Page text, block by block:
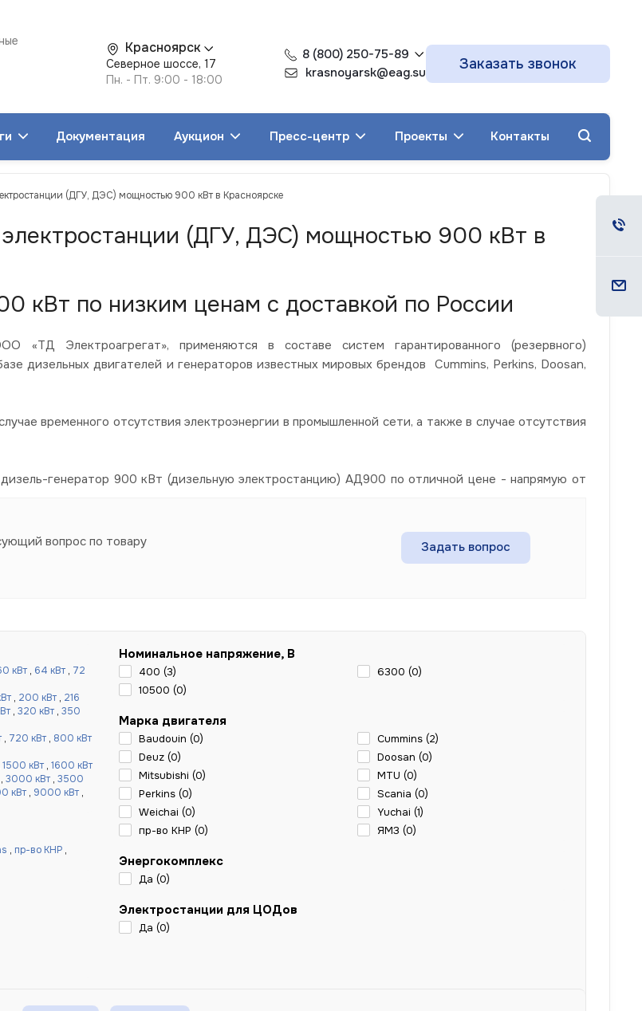
Красноярск
Северное шоссе, 17
Пн. - Пт. 9:00 - 18:00
8 (800) 250-75-89
krasnoyarsk@eag.su
Заказать звонок
Документация Аукцион Пресс-центр Проекты Контакты
(ДГУ, ДЭС) мощностью 900 кВт в Красноярске
электростанции (ДГУ, ДЭС) мощностью 900 кВт в
кВт по низким ценам с доставкой по России
«ТД Электроагрегат», применяются в составе систем гарантированного (резервного)
дизельных двигателей и генераторов известных мировых брендов Cummins, Perkins, Doosan,
временного отсутствия электроэнергии в промышленной сети, а также в случае отсутствия
генератор 900 кВт (дизельную электростанцию) АД900 по отличной цене - напрямую от
вопрос по товару Задать вопрос
кВт , 64 кВт , 72
, 200 кВт , 216
, 320 кВт , 350
, 720 кВт , 800 кВт
1500 кВт , 1600 кВт
, 3000 кВт , 3500
кВт , 9000 кВт ,
, пр-во КНР ,
Номинальное напряжение, В
400 (3) 6300 (0)
10500 (0)
Марка двигателя
Baudouin (0) Cummins (2)
Deuz (0) Doosan (0)
Mitsubishi (0) MTU (0)
Perkins (0) Scania (0)
Weichai (0) Yuchai (1)
пр-во КНР (0) ЯМЗ (0)
Энергокомплекс
Да (0)
Электростанции для ЦОДов
Да (0)